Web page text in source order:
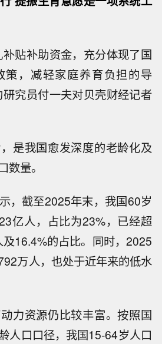
贴补助资金，充分体现了国
策，减轻家庭养育负担的导
研究员付一夫对贝壳财经记者
是我国愈发深度的老龄化及
数量。
，截至2025年末，我国60岁
亿人，占比为23%，已经超
16.4%的占比。同时，2025
万人，也处于近年来的低水
力资源仍比较丰富。按照国
人口口径，我国15-64岁人口